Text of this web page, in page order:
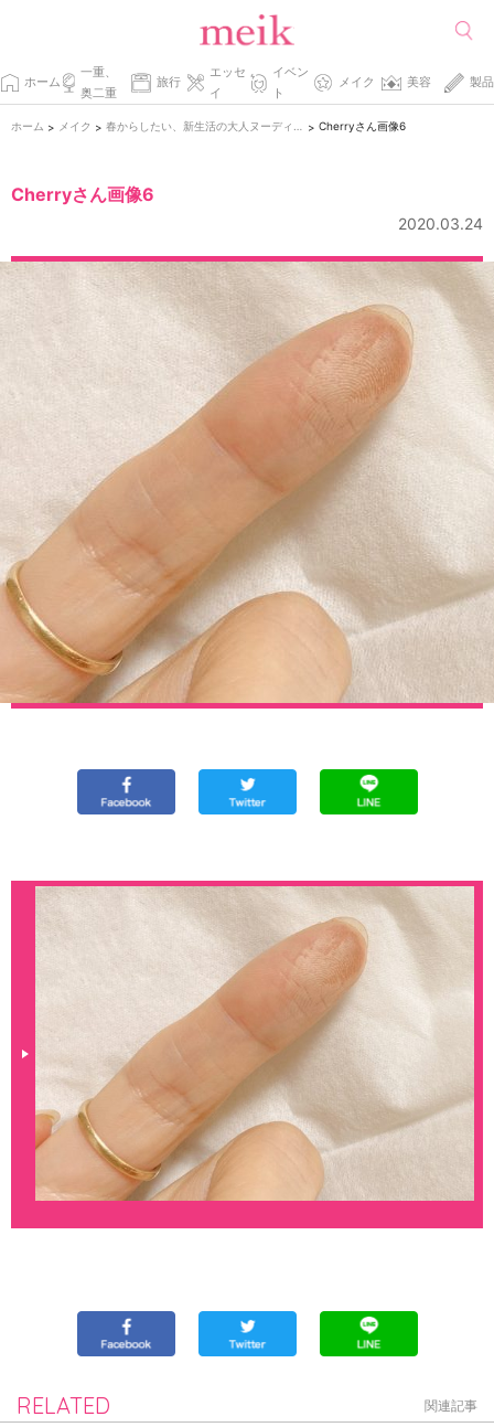
ホーム
一重、
奥二重
旅行
エッセ
イ
イベン
ト
メイク 美容 製品
ホーム > メイク > > Cherryさん画像6
Cherryさん画像6
2020.03.24
RELATED 関連記事